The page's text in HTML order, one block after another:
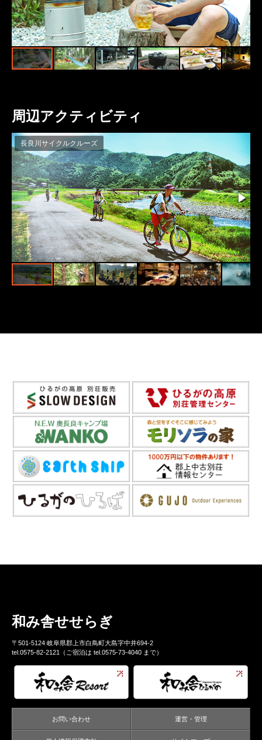
周辺アクティビティ
長良川サイクルクルーズ
和み舎せせらぎ
〒501-5124 岐阜県郡上市白鳥町大島字中井694-2
tel.0575-82-2121（ご宿泊は tel.0575-73-4040 まで）
お問い合わせ 運営・管理